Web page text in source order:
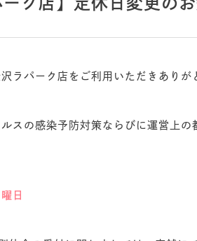
ラパーク店をご利用いただきありが
スの感染予防対策ならびに運営上
日